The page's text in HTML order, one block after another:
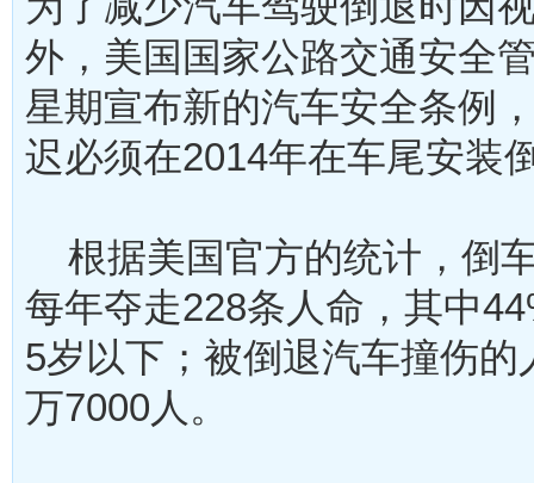
外，美国国家公路交通安全
星期宣布新的汽车安全条例
迟必须在2014年在车尾安装
根据美国官方的统计，倒
每年夺走228条人命，其中
5岁以下；被倒退汽车撞伤的
万7000人。